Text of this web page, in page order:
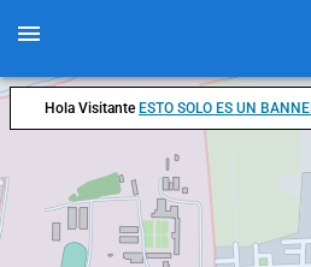
Hola Visitante ESTO SOLO ES UN